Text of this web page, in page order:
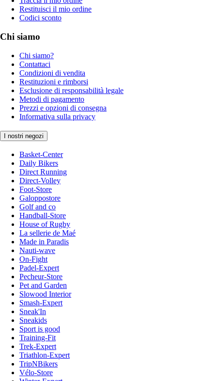
Restituisci il mio ordine
Codici sconto
Chi siamo
Chi siamo?
Contattaci
Condizioni di vendita
Restituzioni e rimborsi
Esclusione di responsabilità legale
Metodi di pagamento
Prezzi e opzioni di consegna
Informativa sulla privacy
I nostri negozi
Basket-Center
Daily Bikers
Direct Running
Direct-Volley
Foot-Store
Galoppostore
Golf and co
Handball-Store
House of Rugby
La sellerie de Maé
Made in Paradis
Nauti-wave
On-Fight
Padel-Expert
Pecheur-Store
Pet and Garden
Slowood Interior
Smash-Expert
Sneak'In
Sneakids
Sport is good
Training-Fit
Trek-Expert
Triathlon-Expert
TripNBikers
Vélo-Store